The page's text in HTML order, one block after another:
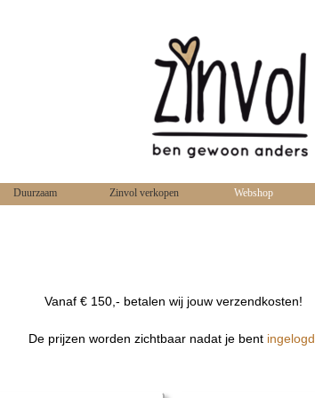
Duurzaam Zinvol verkopen Webshop
Vanaf € 150,- betalen wij jouw verzendkosten!
De prijzen worden zichtbaar nadat je bent ingelogd